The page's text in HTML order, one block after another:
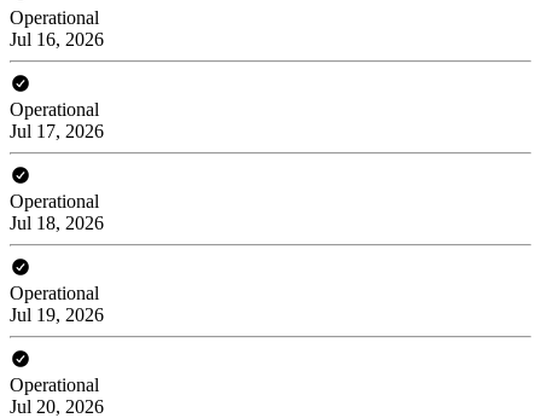
Operational
Jul 16, 2026
Operational
Jul 17, 2026
Operational
Jul 18, 2026
Operational
Jul 19, 2026
Operational
Jul 20, 2026